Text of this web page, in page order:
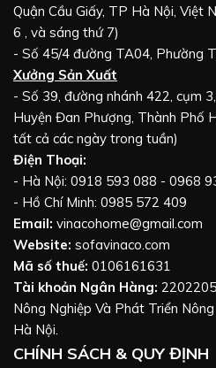
Quận Cầu Giấy, TP Hà Nội, Việt
6 , và sáng thứ 7)
- Số 45/4 đường TA04, Phường
Xưởng Sản Xuất
- Số 39, đường nhánh 422, cụm
Huyện Đan Phượng, Thành Phố
tất cả các ngày trong tuần)
Điện Thoại:
- Hà Nội: 0918 593 088 - 0968
- Hồ Chí Minh: 0985 572 409
Email: vinacohome@gmail.com
Website: sofavinaco.com
Mã số thuế: 0106161631
Tài khoản Ngân Hàng:
Nông Nghiệp Và Phát Triển
Hà Nội.
CHÍNH SÁCH & QUY ĐỊNH